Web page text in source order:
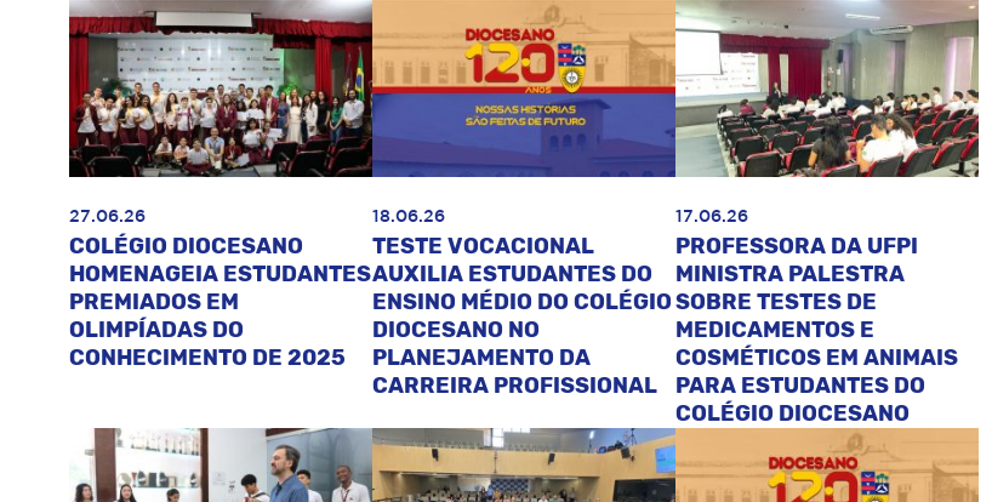
27.06.26
COLÉGIO DIOCESANO
HOMENAGEIA ESTUDANTES
PREMIADOS EM
OLIMPÍADAS DO
CONHECIMENTO DE 2025
18.06.26
TESTE VOCACIONAL
AUXILIA ESTUDANTES DO
ENSINO MÉDIO DO COLÉGIO
DIOCESANO NO
PLANEJAMENTO DA
CARREIRA PROFISSIONAL
17.06.26
PROFESSORA DA UFPI
MINISTRA PALESTRA
SOBRE TESTES DE
MEDICAMENTOS E
COSMÉTICOS EM ANIMAIS
PARA ESTUDANTES DO
COLÉGIO DIOCESANO